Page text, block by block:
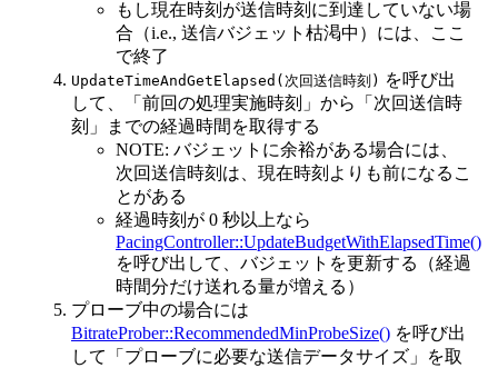
もし現在時刻が送信時刻に到達していない場
合（i.e., 送信バジェット枯渇中）には、ここ
で終了
UpdateTimeAndGetElapsed(次回送信時刻) を呼び出
して、「前回の処理実施時刻」から「次回送信時
刻」までの経過時間を取得する
NOTE: バジェットに余裕がある場合には、
次回送信時刻は、現在時刻よりも前になるこ
とがある
経過時刻が 0 秒以上なら
PacingController::UpdateBudgetWithElapsedTime()
を呼び出して、バジェットを更新する（経過
時間分だけ送れる量が増える）
プローブ中の場合には
BitrateProber::RecommendedMinProbeSize() を呼び出
して「プローブに必要な送信データサイズ」を取